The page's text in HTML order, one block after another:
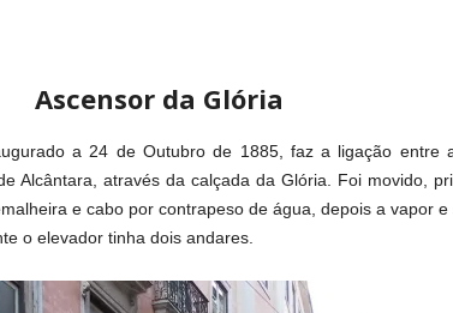
Ascensor da Glória
a 24 de Outubro de 1885, faz a ligação entre
Alcântara, através da calçada da Glória. Foi movido,
e cabo por contrapeso de água, depois a vapor
o elevador tinha dois andares.